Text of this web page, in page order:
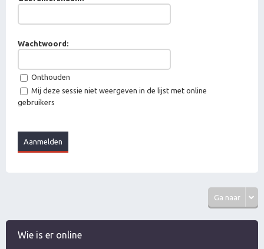
Wachtwoord:
Onthouden
Mij deze sessie niet weergeven in de lijst met online
gebruikers
Ga naar
Wie is er online